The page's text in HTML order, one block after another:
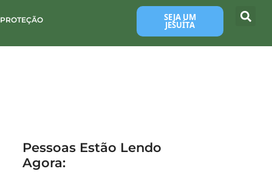
SEJA UM
JESUÍTA
Pessoas Estão Lendo
Agora: